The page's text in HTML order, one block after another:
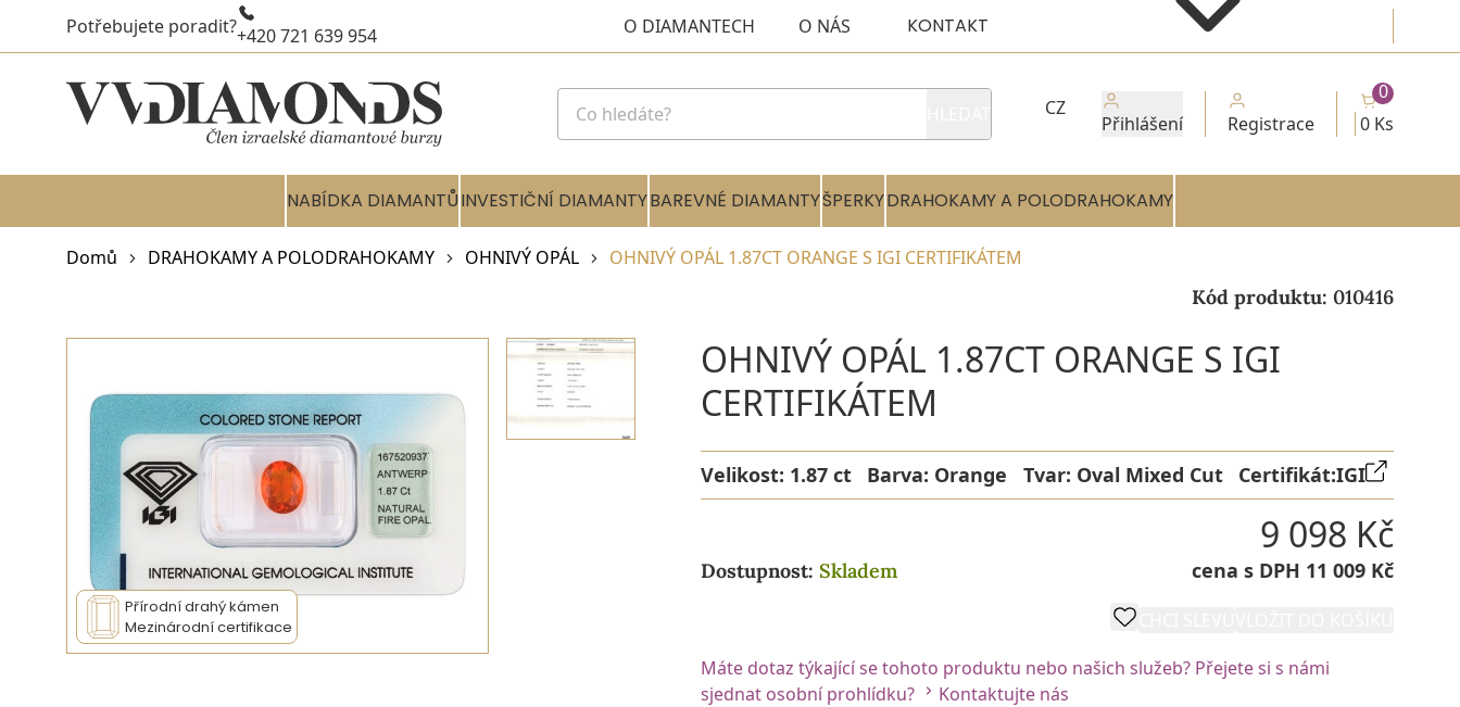
Potřebujete poradit?+420 721 639 954 O DIAMANTECH O NÁS KONTAKT
CZ
Přihlášení Registrace 0 Ks
0
NABÍDKA DIAMANTŮINVESTIČNÍ DIAMANTYBAREVNÉ DIAMANTYŠPERKYDRAHOKAMY A POLODRAHOKAMY
Domů DRAHOKAMY A POLODRAHOKAMY OHNIVÝ OPÁL OHNIVÝ OPÁL 1.87CT ORANGE S IGI CERTIFIKÁTEM
Kód produktu: 010416
Přírodní drahý kámen
Mezinárodní certifikace
OHNIVÝ OPÁL 1.87CT ORANGE S IGI
CERTIFIKÁTEM
Velikost: 1.87 ct Barva: Orange Tvar: Oval Mixed Cut Certifikát:IGI
Dostupnost: Skladem
9 098 Kč
cena s DPH 11 009 Kč
Máte dotaz týkající se tohoto produktu nebo našich služeb? Přejete si s námi
sjednat osobní prohlídku?
Kontaktujte nás